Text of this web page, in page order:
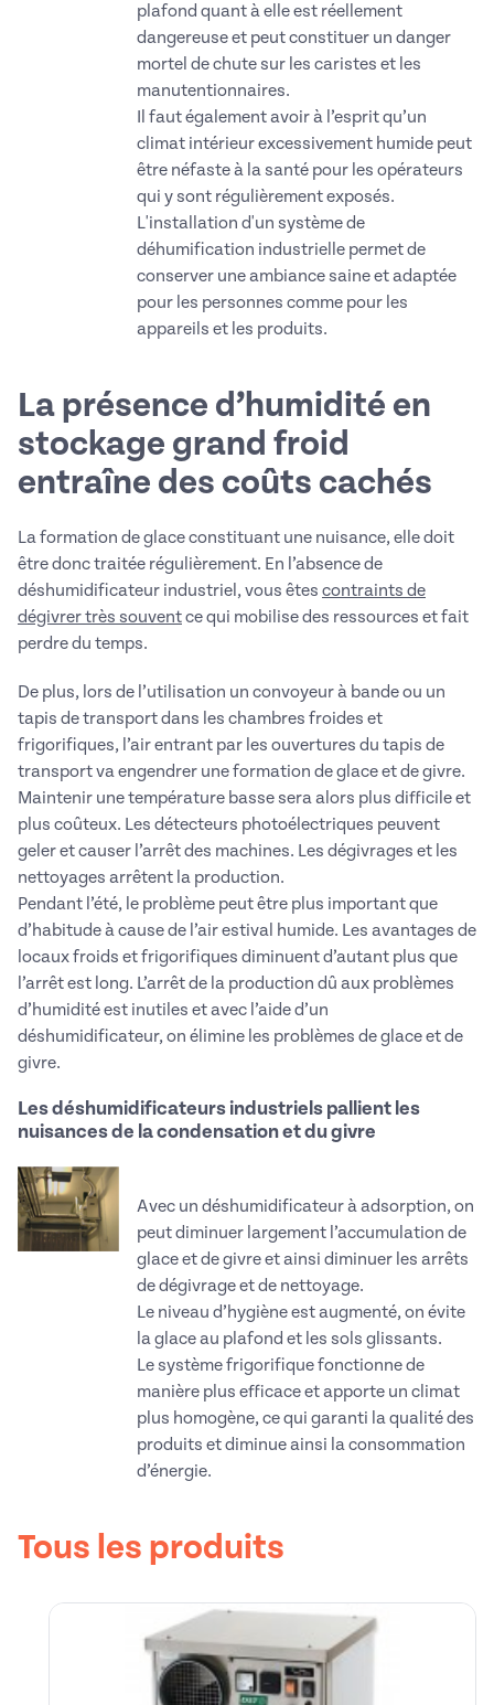
plafond quant à elle est réellement
dangereuse et peut constituer un danger
mortel de chute sur les caristes et les
manutentionnaires.
Il faut également avoir à l’esprit qu’un
climat intérieur excessivement humide peut
être néfaste à la santé pour les opérateurs
qui y sont régulièrement exposés.
L'installation d'un système de
déhumification industrielle permet de
conserver une ambiance saine et adaptée
pour les personnes comme pour les
appareils et les produits.
La présence d’humidité en
stockage grand froid
entraîne des coûts cachés
La formation de glace constituant une nuisance, elle doit
être donc traitée régulièrement. En l’absence de
déshumidificateur industriel, vous êtes contraints de
dégivrer très souventce qui mobilise des ressources et fait
perdre du temps.
De plus, lors de l’utilisation un convoyeur à bande ou un
tapis de transport dans les chambres froides et
frigorifiques, l’air entrant par les ouvertures du tapis de
transport va engendrer une formation de glace et de givre.
Maintenir une température basse sera alors plus difficile et
plus coûteux. Les détecteurs photoélectriques peuvent
geler et causer l’arrêt des machines. Les dégivrages et les
nettoyages arrêtent la production.
Pendant l’été, le problème peut être plus important que
d’habitude à cause de l’air estival humide. Les avantages de
locaux froids et frigorifiques diminuent d’autant plus que
l’arrêt est long. L’arrêt de la production dû aux problèmes
d’humidité est inutiles et avec l’aide d’un
déshumidificateur, on élimine les problèmes de glace et de
givre.
Les déshumidificateurs industriels pallient les
nuisances de la condensation et du givre
Avec un déshumidificateur à adsorption, on
peut diminuer largement l’accumulation de
glace et de givre et ainsi diminuer les arrêts
de dégivrage et de nettoyage.
Le niveau d’hygiène est augmenté, on évite
la glace au plafond et les sols glissants.
Le système frigorifique fonctionne de
manière plus efficace et apporte un climat
plus homogène, ce qui garanti la qualité des
produits et diminue ainsi la consommation
d’énergie.
Tous les produits